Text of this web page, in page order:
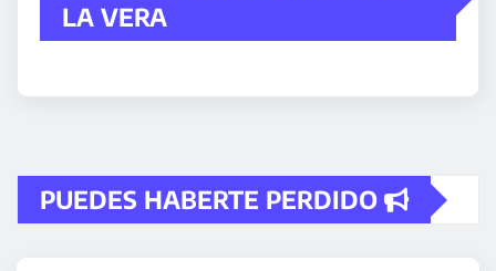
LA VERA
PUEDES HABERTE PERDIDO